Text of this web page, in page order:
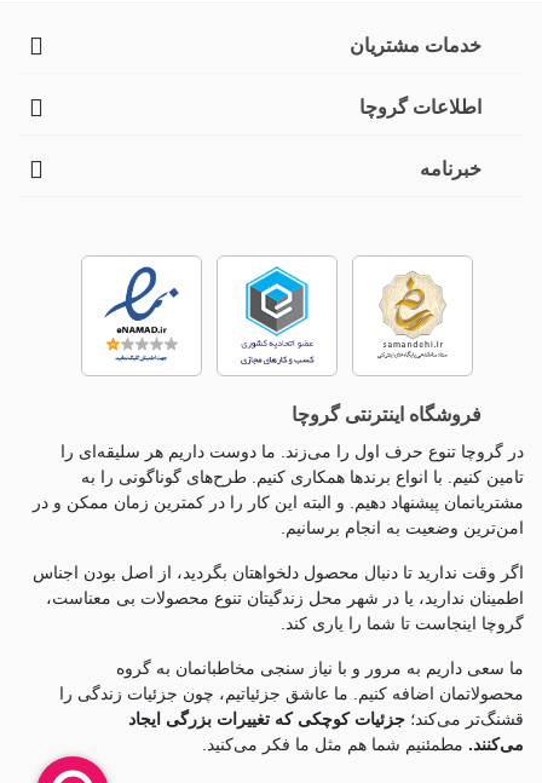
خدمات مشتریان
اطلاعات گروچا
خبرنامه
فروشگاه اینترنتی گروچا
در گروچا تنوع حرف اول را می‌زند. ما دوست داریم هر سلیقه‌ای را
تامین کنیم. با انواع برندها همکاری کنیم. طرح‌های گوناگونی را به
مشتریانمان پیشنهاد دهیم. و البته این کار را در کمترین زمان ممکن و در
امن‌ترین وضعیت به انجام برسانیم.
اگر وقت ندارید تا دنبال محصول دلخواهتان بگردید، از اصل بودن اجناس
اطمینان ندارید، یا در شهر محل زندگیتان تنوع محصولات بی معناست،
گروچا اینجاست تا شما را یاری کند.
ما سعی داریم به مرور و با نیاز سنجی مخاطبانمان به گروه
محصولاتمان اضافه کنیم. ما عاشق جزئياتیم، چون جزئيات زندگی را
قشنگ‌تر می‌کند؛ جزئیات کوچکی که تغییرات بزرگی ایجاد
می‌کنند. مطمئنیم شما هم مثل ما فکر می‌کنید.